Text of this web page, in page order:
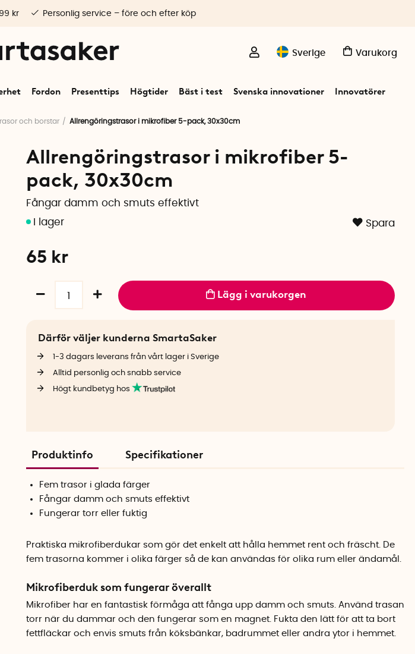
Sverige Varukorg
Fordon Presenttips Högtider Bäst i test Svenska innovationer Innovatörer
kr Personlig service – före och efter köp
och borstar Allrengöringstrasor i mikrofiber 5-pack, 30x30cm
Allrengöringstrasor i mikrofiber 5-
pack, 30x30cm
Fångar damm och smuts effektivt
Spara
65 kr
Lägg i varukorgen
Därför väljer kunderna SmartaSaker
1-3 dagars leverans från vårt lager i Sverige
Alltid personlig och snabb service
Högt kundbetyg hos
Produktinfo Specifikationer
Fem trasor i glada färger
Fångar damm och smuts effektivt
Fungerar torr eller fuktig
Praktiska mikrofiberdukar som gör det enkelt att hålla hemmet rent och fräscht. De
fem trasorna kommer i olika färger så de kan användas för olika rum eller ändamål.
Mikrofiberduk som fungerar överallt
Mikrofiber har en fantastisk förmåga att fånga upp damm och smuts. Använd trasan
torr när du dammar och den fungerar som en magnet. Fukta den lätt för att ta bort
fettfläckar och envis smuts från köksbänkar, badrummet eller andra ytor i hemmet.